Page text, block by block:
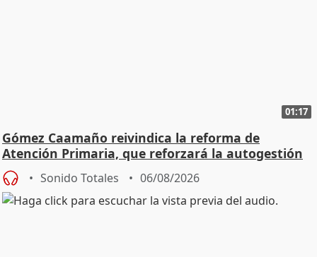
01:17
Gómez Caamaño reivindica la reforma de
Atención Primaria, que reforzará la autogestión
Sonido Totales 06/08/2026